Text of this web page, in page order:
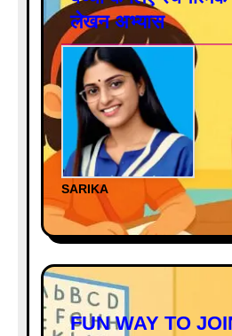
लेखन अभ्यास
SARIKA
FUN WAY TO